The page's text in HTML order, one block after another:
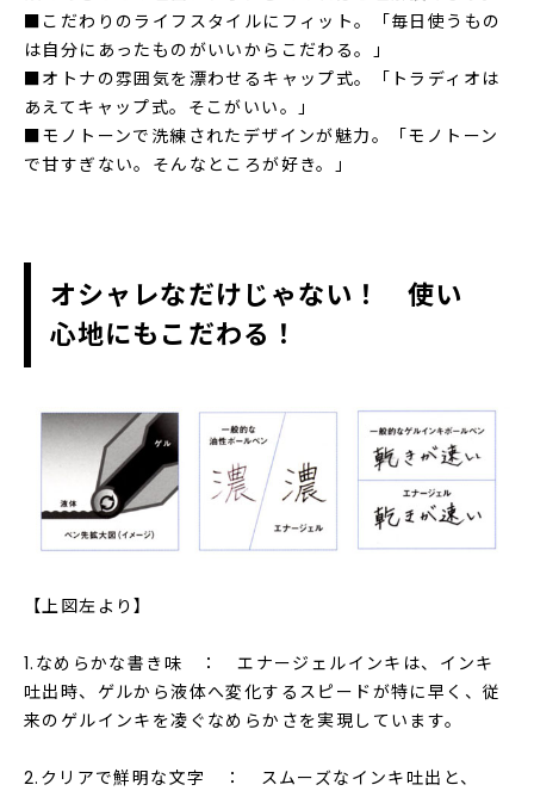
■こだわりのライフスタイルにフィット。「毎日使うもの
は自分にあったものがいいからこだわる。」
■オトナの雰囲気を漂わせるキャップ式。「トラディオは
あえてキャップ式。そこがいい。」
■モノトーンで洗練されたデザインが魅力。「モノトーン
で甘すぎない。そんなところが好き。」
オシャレなだけじゃない！ 使い
心地にもこだわる！
【上図左より】
1.なめらかな書き味 ： エナージェルインキは、インキ
吐出時、ゲルから液体へ変化するスピードが特に早く、従
来のゲルインキを凌ぐなめらかさを実現しています。
2.クリアで鮮明な文字 ： スムーズなインキ吐出と、